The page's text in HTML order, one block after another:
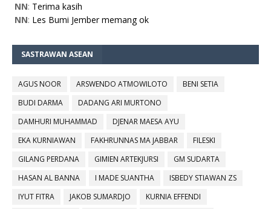
NN: Terima kasih
NN: Les Bumi Jember memang ok
SASTRAWAN ASEAN
AGUS NOOR ARSWENDO ATMOWILOTO
BENI SETIA
BUDI DARMA
DADANG ARI MURTONO
DAMHURI MUHAMMAD
DJENAR MAESA AYU
EKA KURNIAWAN
FAKHRUNNAS MA JABBAR
FILESKI
GILANG PERDANA
GIMIEN ARTEKJURSI
GM SUDARTA
HASAN AL BANNA
I MADE SUANTHA
ISBEDY STIAWAN ZS
IYUT FITRA
JAKOB SUMARDJO
KURNIA EFFENDI